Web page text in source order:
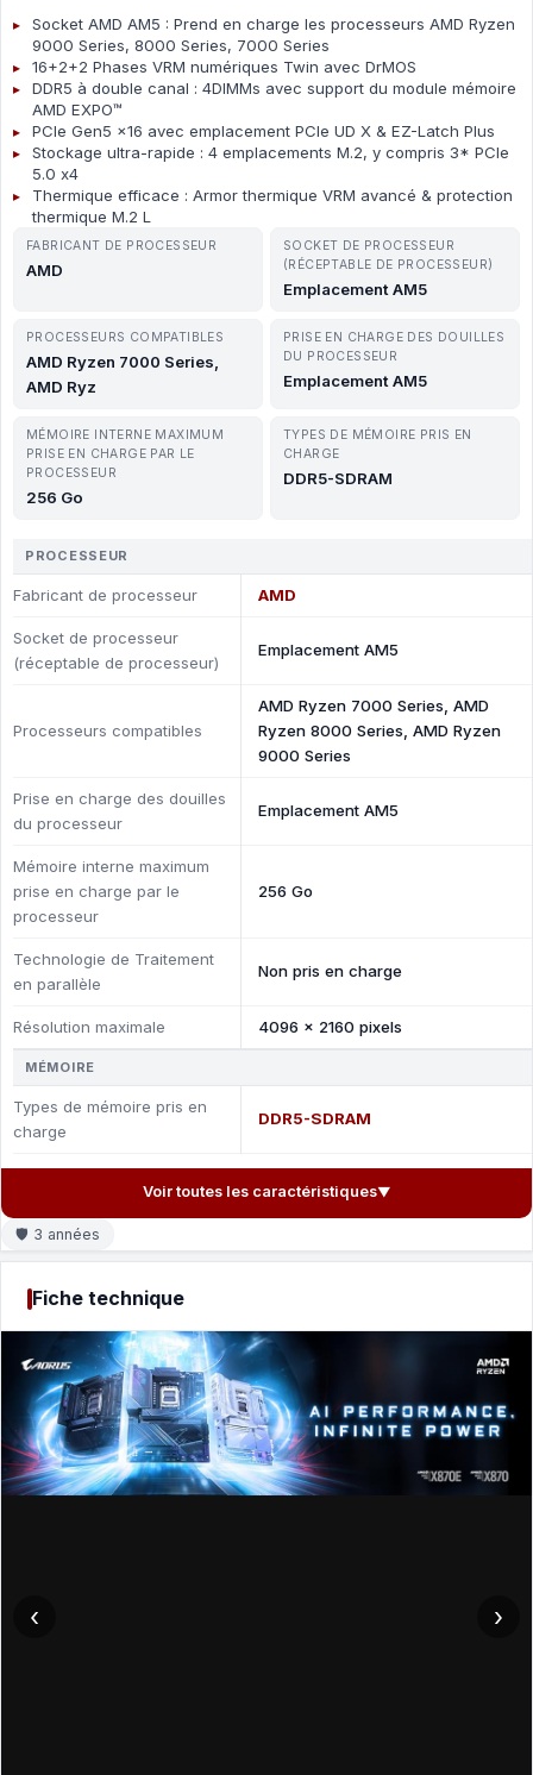
Socket AMD AM5 : Prend en charge les processeurs AMD Ryzen
9000 Series, 8000 Series, 7000 Series
16+2+2 Phases VRM numériques Twin avec DrMOS
DDR5 à double canal : 4DIMMs avec support du module mémoire
AMD EXPO™
PCIe Gen5 x16 avec emplacement PCIe UD X & EZ-Latch Plus
Stockage ultra-rapide : 4 emplacements M.2, y compris 3* PCIe
5.0 x4
Thermique efficace : Armor thermique VRM avancé & protection
thermique M.2 L
FABRICANT DE PROCESSEUR
AMD
SOCKET DE PROCESSEUR
(RÉCEPTABLE DE PROCESSEUR)
Emplacement AM5
PROCESSEURS COMPATIBLES
AMD Ryzen 7000 Series,
AMD Ryz
PRISE EN CHARGE DES DOUILLES
DU PROCESSEUR
Emplacement AM5
MÉMOIRE INTERNE MAXIMUM
PRISE EN CHARGE PAR LE
PROCESSEUR
256 Go
TYPES DE MÉMOIRE PRIS EN
CHARGE
DDR5-SDRAM
PROCESSEUR
Fabricant de processeur AMD
Socket de processeur
(réceptable de processeur)
Emplacement AM5
Processeurs compatibles
AMD Ryzen 7000 Series, AMD
Ryzen 8000 Series, AMD Ryzen
9000 Series
Prise en charge des douilles
du processeur
Emplacement AM5
Mémoire interne maximum
prise en charge par le
processeur
256 Go
Technologie de Traitement
en parallèle
Non pris en charge
Résolution maximale 4096 x 2160 pixels
MÉMOIRE
Types de mémoire pris en
charge
DDR5-SDRAM
Voir toutes les caractéristiques▼
🛡 3 années
Fiche technique
‹ ›